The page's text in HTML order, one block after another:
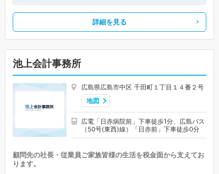
詳細を見る
池上会計事務所
広島県広島市中区 千田町１丁目１４番２号
地図
広電「日赤病院前」下車徒歩1分、広島バス
（50号(東西)線）「日赤前」下車徒歩0分
顧問先の社長・従業員ご家族皆様の生活を税金面から支えてお
ります。